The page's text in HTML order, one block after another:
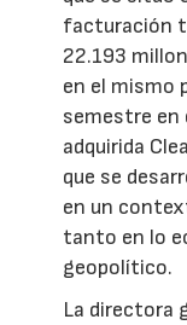
facturación
22.193
en el mismo
semestre en
adquirida
que se
en un
tanto en lo
geopolítico.
La directora